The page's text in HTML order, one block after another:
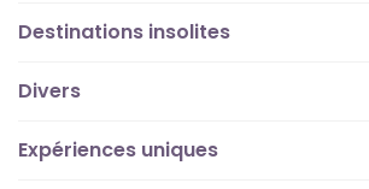
Destinations insolites
Divers
Expériences uniques